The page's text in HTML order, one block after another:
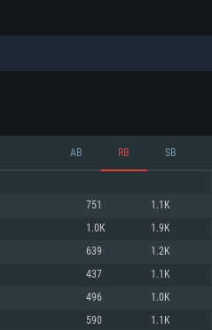
REQUISE
AB RB SB
751 1.1K
1.0K 1.9K
639 1.2K
437 1.1K
496 1.0K
590 1.1K